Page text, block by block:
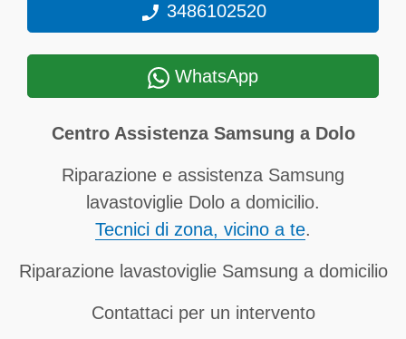
3486102520
WhatsApp
Centro Assistenza Samsung a Dolo
Riparazione e assistenza Samsung
lavastoviglie Dolo a domicilio.
Tecnici di zona, vicino a te.
Riparazione lavastoviglie Samsung a domicilio
Contattaci per un intervento